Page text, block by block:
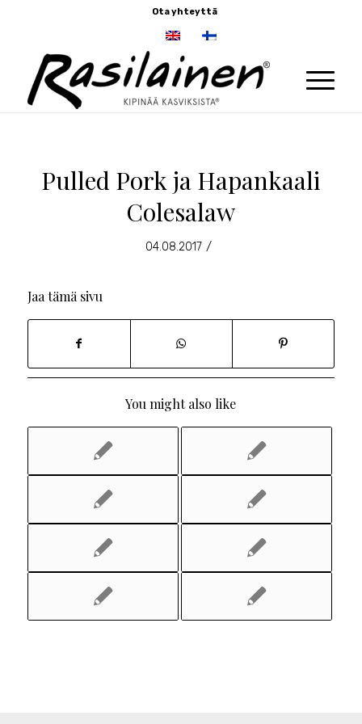
Ota yhteyttä
Pulled Pork ja Hapankaali
Colesalaw
04.08.2017 /
Jaa tämä sivu
You might also like